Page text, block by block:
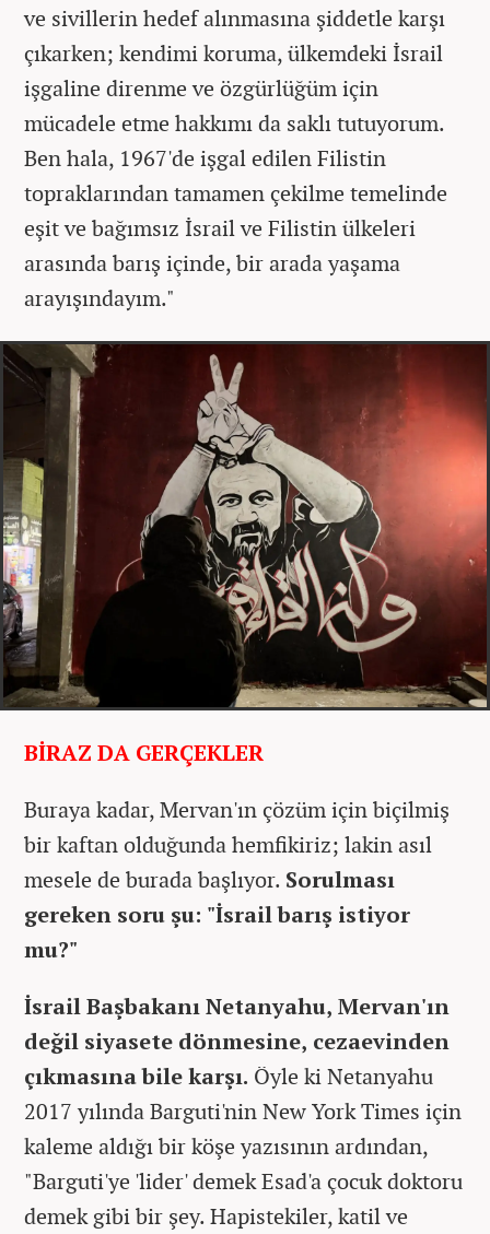
ve sivillerin hedef alınmasına şiddetle karşı
çıkarken; kendimi koruma, ülkemdeki İsrail
işgaline direnme ve özgürlüğüm için
mücadele etme hakkımı da saklı tutuyorum.
Ben hala, 1967'de işgal edilen Filistin
topraklarından tamamen çekilme temelinde
eşit ve bağımsız İsrail ve Filistin ülkeleri
arasında barış içinde, bir arada yaşama
arayışındayım."
BİRAZ DA GERÇEKLER
Buraya kadar, Mervan'ın çözüm için biçilmiş
bir kaftan olduğunda hemfikiriz; lakin asıl
mesele de burada başlıyor. Sorulması
gereken soru şu: "İsrail barış istiyor
mu?"
İsrail Başbakanı Netanyahu, Mervan'ın
değil siyasete dönmesine, cezaevinden
çıkmasına bile karşı. Öyle ki Netanyahu
2017 yılında Barguti'nin New York Times için
kaleme aldığı bir köşe yazısının ardından,
"Barguti'ye 'lider' demek Esad'a çocuk doktoru
demek gibi bir şey. Hapistekiler, katil ve